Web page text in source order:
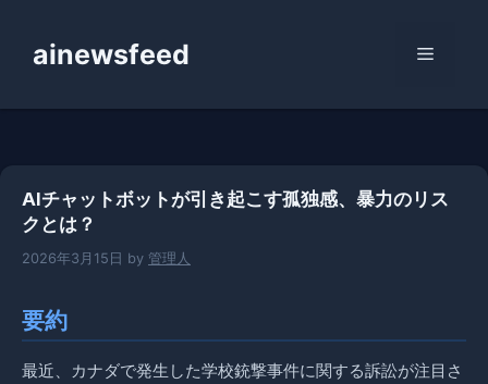
ainewsfeed メ
AIチャットボットが引き起こす孤独感、暴力のリス
クとは？
2026年3月15日 by 管理人
要約
最近、カナダで発生した学校銃撃事件に関する訴訟が注目さ